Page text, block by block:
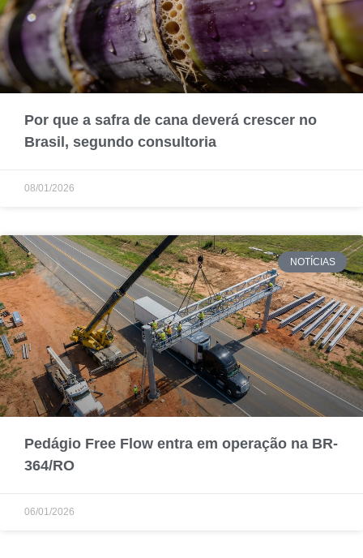
Por que a safra de cana deverá crescer no
Brasil, segundo consultoria
08/01/2026
NOTÍCIAS
Pedágio Free Flow entra em operação na BR-
364/RO
06/01/2026